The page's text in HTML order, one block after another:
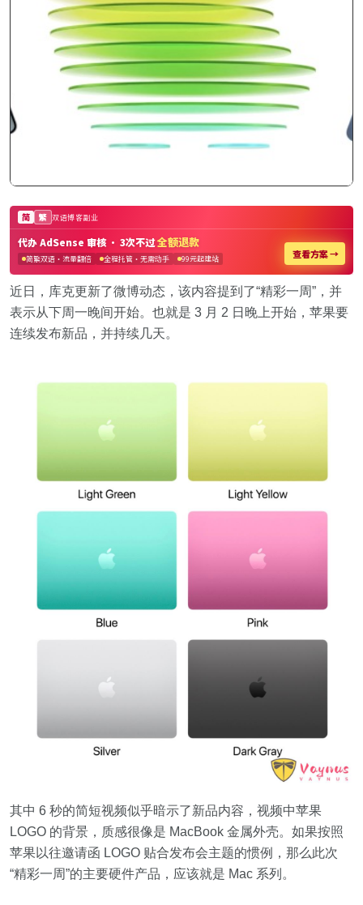
近日，库克更新了微博动态，该内容提到了“精彩一周”，并
表示从下周一晚间开始。也就是 3 月 2 日晚上开始，苹果要
连续发布新品，并持续几天。
其中 6 秒的简短视频似乎暗示了新品内容，视频中苹果
LOGO 的背景，质感很像是 MacBook 金属外壳。如果按照
苹果以往邀请函 LOGO 贴合发布会主题的惯例，那么此次
“精彩一周”的主要硬件产品，应该就是 Mac 系列。